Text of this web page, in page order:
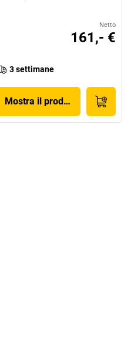
Netto
161,- €
3 settimane
Mostra il prodotto